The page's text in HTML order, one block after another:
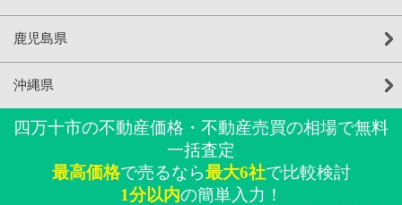
鹿児島県
沖縄県
四万十市の不動産価格・不動産売買の相場で無料
一括査定
最高価格で売るなら最大6社で比較検討
1分以内の簡単入力！